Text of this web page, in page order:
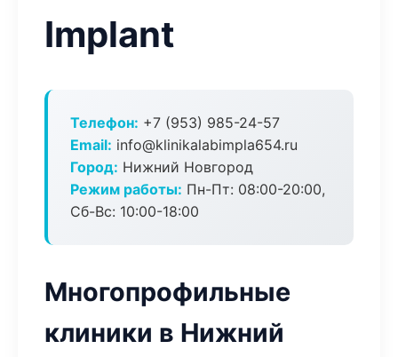
Implant
Телефон: +7 (953) 985-24-57
Email: info@klinikalabimpla654.ru
Город: Нижний Новгород
Режим работы: Пн-Пт: 08:00-20:00,
Сб-Вс: 10:00-18:00
Многопрофильные
клиники в Нижний